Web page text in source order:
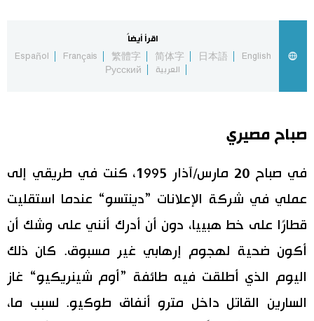
سياسة
اقتصاد
ثقافة
لايف ستايل
طوكيو
إعلان
هو وهي
المطبخ الياباني
اقرأ أيضاً
English
日本語
简体字
繁體字
Français
Español
العربية
Русский
صباح مصيري
في صباح 20 مارس/آذار 1995، كنت في طريقي إلى
عملي في شركة الإعلانات ”دينتسو“ عندما استقليت
قطارًا على خط هبييا، دون أن أدرك أنني على وشك أن
أكون ضحية لهجوم إرهابي غير مسبوق. كان ذلك
اليوم الذي أطلقت فيه طائفة ”أوم شينريكيو“ غاز
السارين القاتل داخل مترو أنفاق طوكيو. لسبب ما،